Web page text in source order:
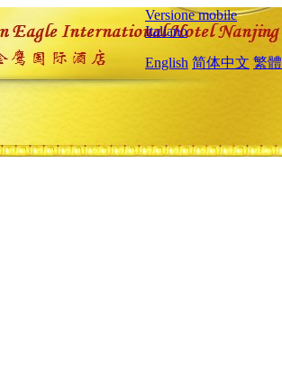
Versione mobile
Italiano
English 简体中文 繁